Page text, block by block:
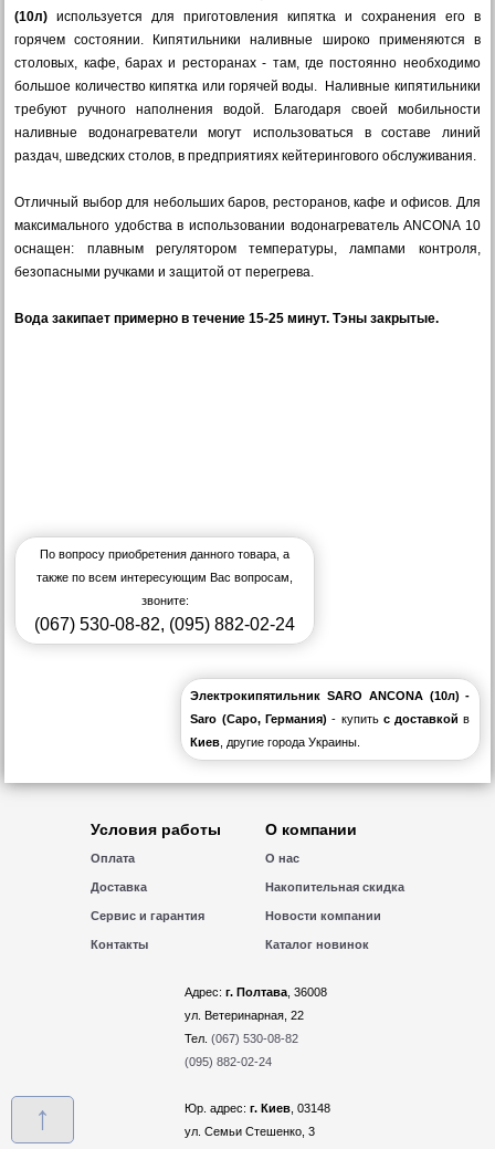
(10л)используется для приготовления кипятка и сохранения его в
горячем состоянии. Кипятильники наливные широко применяются в
столовых, кафе, барах и ресторанах - там, где постоянно необходимо
большое количество кипятка или горячей воды. Наливные кипятильники
требуют ручного наполнения водой. Благодаря своей мобильности
наливные водонагреватели могут использоваться в составе линий
раздач, шведских столов, в предприятиях кейтерингового обслуживания.
Отличный выбор для небольших баров, ресторанов, кафе и офисов. Для
максимального удобства в использовании водонагреватель ANCONA 10
оснащен: плавным регулятором температуры, лампами контроля,
безопасными ручками и защитой от перегрева.
Вода закипает примерно в течение 15-25 минут. Тэны закрытые.
По вопросу приобретения данного товара, а
также по всем интересующим Вас вопросам,
звоните:
(067) 530-08-82, (095) 882-02-24
Электрокипятильник SARO ANCONA (10л) -
Saro (Саро, Германия)- купить с доставкой в
Киев , другие города Украины.
↑
Условия работы
Оплата
Доставка
Сервис и гарантия
Контакты
О компании
О нас
Накопительная скидка
Новости компании
Каталог новинок
Адрес: г. Полтава, 36008
ул. Ветеринарная, 22
Тел. (067) 530-08-82
(095) 882-02-24
Юр. адрес: г. Киев, 03148
ул. Семьи Стешенко, 3